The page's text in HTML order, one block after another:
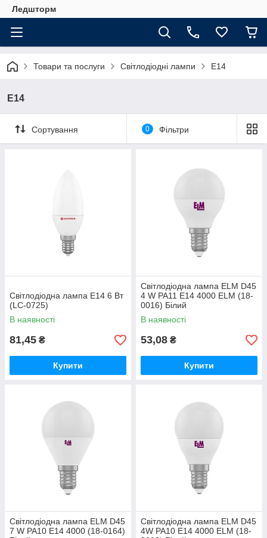
Ледшторм
Товари та послуги Світлодіодні лампи E14
E14
Сортування 0 Фільтри
Світлодіодна лампа E14 6 Вт
(LC-0725)
В наявності
81,45 ₴
Купити
Світлодіодна лампа ELM D45
4 W PA11 E14 4000 ELM (18-
0016) Білий
В наявності
53,08 ₴
Купити
Світлодіодна лампа ELM D45
7 W PA10 E14 4000 (18-0164)
Світлодіодна лампа ELM D45
4W PA10 E14 4000 ELM (18-